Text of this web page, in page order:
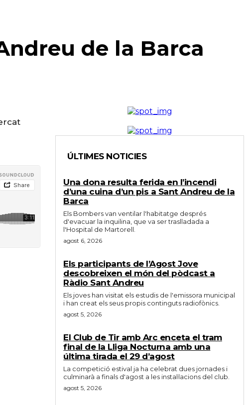
de la Barca
ÚLTIMES NOTICIES
Una dona resulta ferida en l’incendi
d’una cuina d’un pis a Sant Andreu de la
Barca
Els Bombers van ventilar l'habitatge després
d'evacuar la inquilina, que va ser traslladada a
l'Hospital de Martorell.
agost 6, 2026
Els participants de l’Agost Jove
descobreixen el món del pòdcast a
Ràdio Sant Andreu
Els joves han visitat els estudis de l'emissora municipal
i han creat els seus propis continguts radiofònics.
agost 5, 2026
El Club de Tir amb Arc enceta el tram
final de la Lliga Nocturna amb una
última tirada el 29 d’agost
La competició estival ja ha celebrat dues jornades i
culminarà a finals d'agost a les instal·lacions del club.
agost 5, 2026